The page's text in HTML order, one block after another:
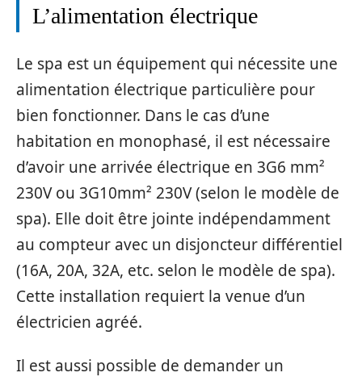
L’alimentation électrique
Le spa est un équipement qui nécessite une
alimentation électrique particulière pour
bien fonctionner. Dans le cas d’une
habitation en monophasé, il est nécessaire
d’avoir une arrivée électrique en 3G6 mm²
230V ou 3G10mm² 230V (selon le modèle de
spa). Elle doit être jointe indépendamment
au compteur avec un disjoncteur différentiel
(16A, 20A, 32A, etc. selon le modèle de spa).
Cette installation requiert la venue d’un
électricien agréé.
Il est aussi possible de demander un